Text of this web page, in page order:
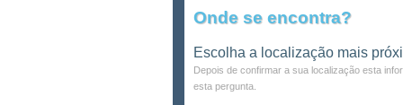
Onde se encontra?
Escolha a localização mais
Depois de confirmar a sua localização esta
esta pergunta.